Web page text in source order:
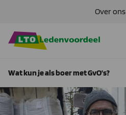
Over ons
Wat kun je als boer met GvO’s?